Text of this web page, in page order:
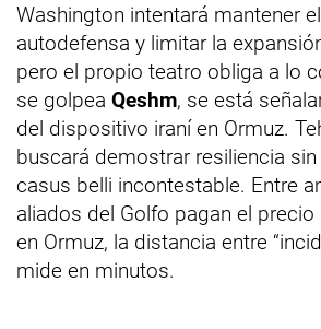
Washington intentará mantener
autodefensa y limitar la
pero el propio teatro obliga a lo
se golpea Qeshm, se está
del dispositivo iraní en Ormuz.
buscará demostrar resiliencia sin
casus belli incontestable. Entre
aliados del Golfo pagan el precio
en Ormuz, la distancia entre
mide en minutos.